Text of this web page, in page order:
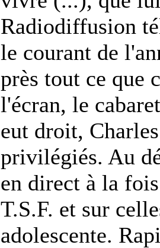
Radiodiffusion
le courant de
près tout ce que
l'écran, le
eut droit,
privilégiés. Au
en direct à la
T.S.F. et sur
adolescente.